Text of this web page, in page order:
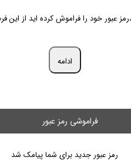
عبور خود را فراموش کرده اید از این
ادامه
فراموشی رمز عبور
رمز عبور جدید برای شما پیامک شد